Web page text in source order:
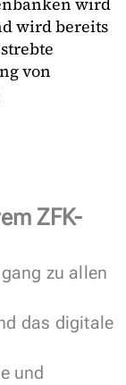
wird bereits
von
ZFK-
zu allen
das digitale
und